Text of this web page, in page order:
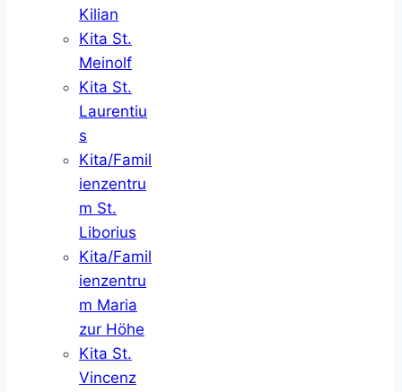
Kilian
Kita St.
Meinolf
Kita St.
Laurentiu
s
Kita/Famil
ienzentru
m St.
Liborius
Kita/Famil
ienzentru
m Maria
zur Höhe
Kita St.
Vincenz